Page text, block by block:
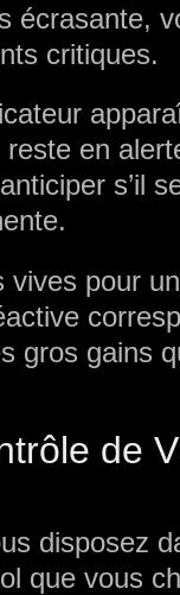
écrasante,
critiques.
en
s’il
vives pour
gros gains
de
disposez
que vous